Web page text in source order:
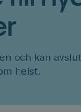
och kan
helst.